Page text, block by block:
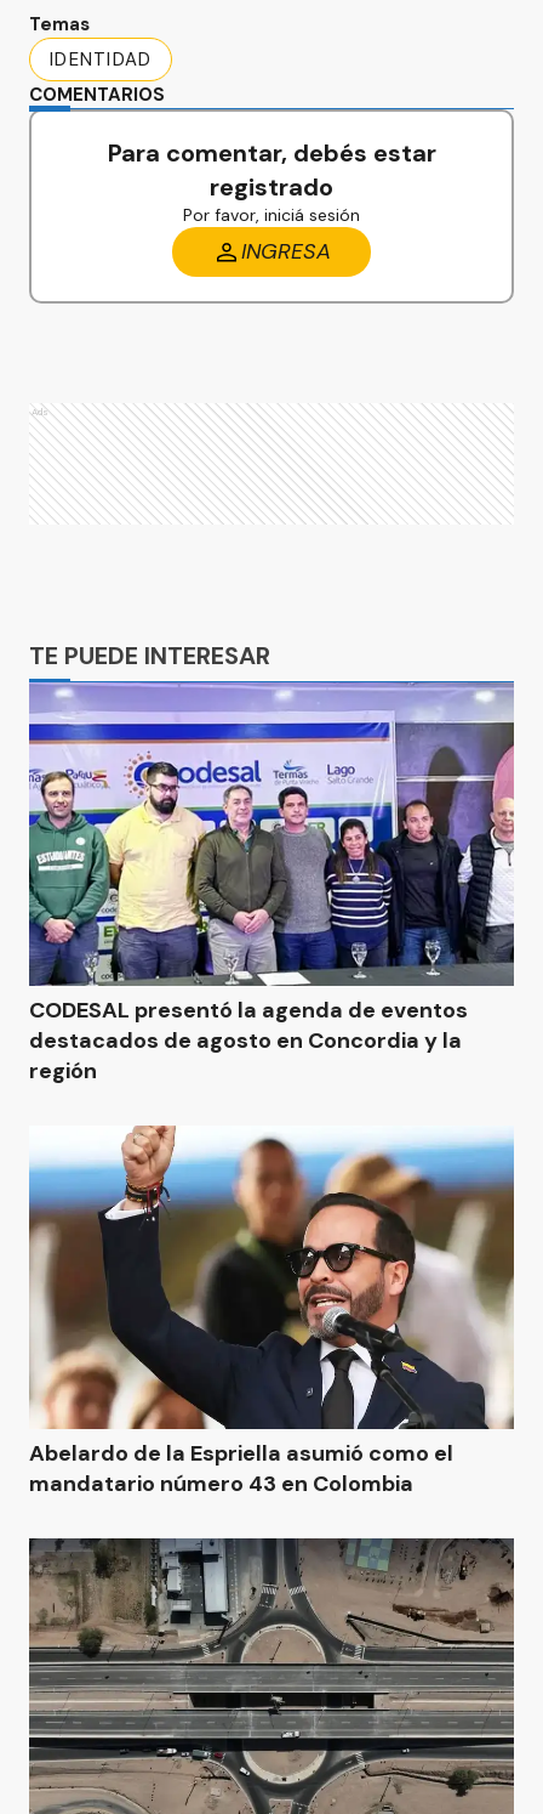
Temas
IDENTIDAD
COMENTARIOS
Para comentar, debés estar
registrado
Por favor, iniciá sesión
INGRESA
Ads
TE PUEDE INTERESAR
CODESAL presentó la agenda de eventos
destacados de agosto en Concordia y la
región
Abelardo de la Espriella asumió como el
mandatario número 43 en Colombia